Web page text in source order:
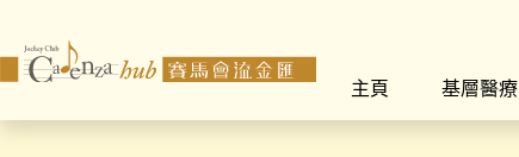
主頁
基層醫療